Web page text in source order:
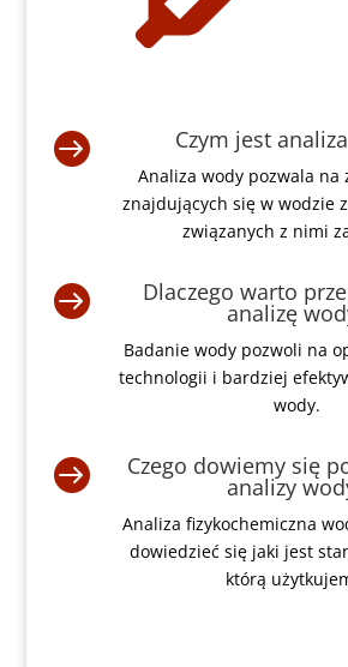
 Czym jest
Analiza wody pozwala na
znajdujących się w wodzie
związanych z nimi
 Dlaczego warto
analizę
Badanie wody pozwoli na
technologii i bardziej
wody.
 Czego dowiemy się
analizy
Analiza fizykochemiczna
dowiedzieć się jaki jest
którą